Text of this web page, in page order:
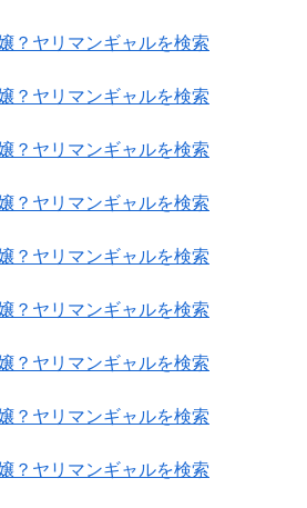
？ヤリマンギャルを検索
？ヤリマンギャルを検索
？ヤリマンギャルを検索
？ヤリマンギャルを検索
？ヤリマンギャルを検索
？ヤリマンギャルを検索
？ヤリマンギャルを検索
？ヤリマンギャルを検索
？ヤリマンギャルを検索